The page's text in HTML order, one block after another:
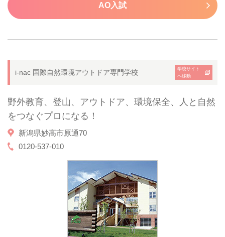
AO入試
i-nac 国際自然環境アウトドア専門学校
学校サイト
へ移動
野外教育、登山、アウトドア、環境保全、人と自然
をつなぐプロになる！
新潟県妙高市原通70
0120-537-010